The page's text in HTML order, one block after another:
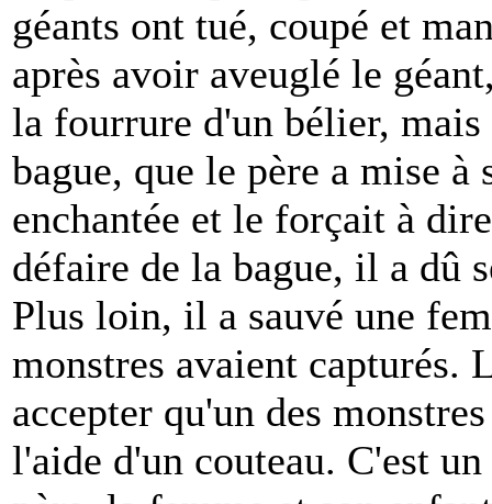
géants ont tué, coupé et
après avoir aveuglé le
la fourrure d'un bélier,
bague, que le père a mise
enchantée et le forçait à
défaire de la bague, il a dû
Plus loin, il a sauvé une
monstres avaient capturés.
accepter qu'un des
l'aide d'un couteau. C'est